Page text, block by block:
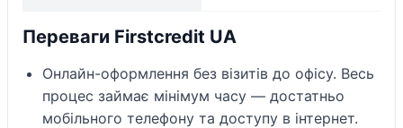
Переваги Firstcredit UA
Онлайн-оформлення без візитів до офісу. Весь
процес займає мінімум часу — достатньо
мобільного телефону та доступу в інтернет.